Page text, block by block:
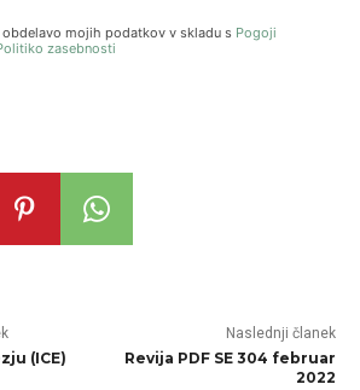
obdelavo mojih podatkov v skladu s Pogoji
zasebnosti
(ICE)
Naslednji članek
Revija PDF SE 304 februar
2022